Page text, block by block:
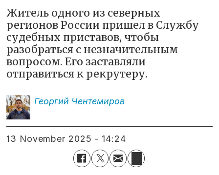
Житель одного из северных
регионов России пришел в Службу
судебных приставов, чтобы
разобраться с незначительным
вопросом. Его заставляли
отправиться к рекрутеру.
Георгий Чентемиров
13 November 2025 - 14:24